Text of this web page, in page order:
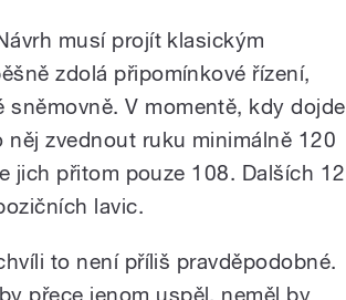
musí projít klasickým
zdolá připomínkové řízení,
V momentě, kdy dojde
něj zvednout ruku minimálně 120
jich přitom pouze 108. Dalších 12
lavic.
to není příliš pravděpodobné.
přece jenom uspěl, neměl by